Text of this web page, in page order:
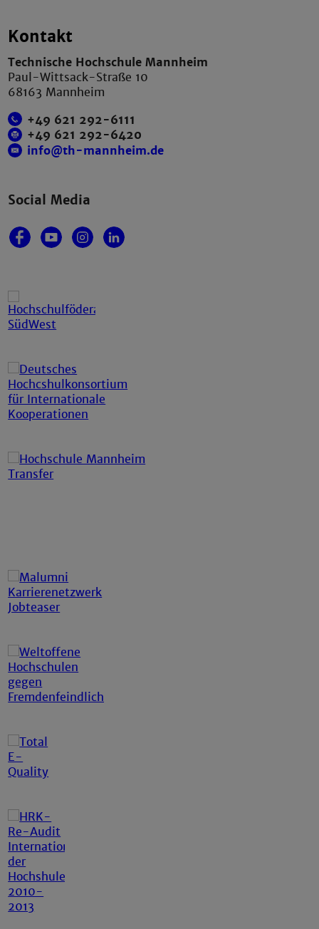
Kontakt
Technische Hochschule Mannheim
Paul-Wittsack-Straße 10
68163 Mannheim
+49 621 292-6111
+49 621 292-6420
info@th-mannheim.de
Social Media